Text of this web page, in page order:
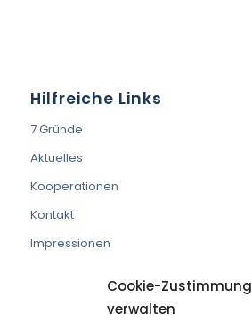
Cookie-Zustimmung
verwalten
Hilfreiche Links
7 Gründe
Aktuelles
Kooperationen
Kontakt
Impressionen